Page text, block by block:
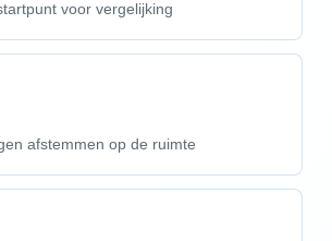
voor vergelijking
afstemmen op de ruimte